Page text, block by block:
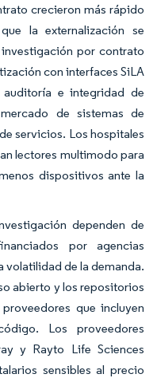
crecieron más rápido
la externalización se
por contrato
con interfaces SiLA
e integridad de
de sistemas de
servicios. Los hospitales
lectores multimodo para
dispositivos ante la
dependen de
por agencias
volatilidad de la demanda.
abierto y los repositorios
que incluyen
Los proveedores
y Rayto Life Sciences
sensibles al precio